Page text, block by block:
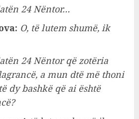
24 Nëntor…
O, të lutem shumë, ik
24 Nëntor që zotëria
a mun dtë më thoni
dy bashkë që ai është